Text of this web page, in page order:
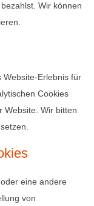
Wir können
Website-Erlebnis für
Cookies
Website. Wir bitten
eine andere
von